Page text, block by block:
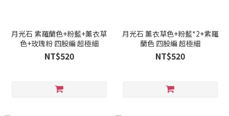
月光石 紫羅蘭色+粉藍+薰衣草
色+玫瑰粉 四股編 超極細
NT$520
月光石 薰衣草色+粉藍*2+紫羅
蘭色 四股編 超極細
NT$520